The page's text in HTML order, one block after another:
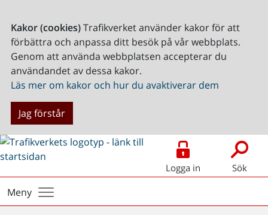
Kakor (cookies)Trafikverket använder kakor för att
förbättra och anpassa ditt besök på vår webbplats.
Genom att använda webbplatsen accepterar du
användandet av dessa kakor.
Läs mer om kakor och hur du avaktiverar dem
Jag förstår
Logga in Sök
Meny